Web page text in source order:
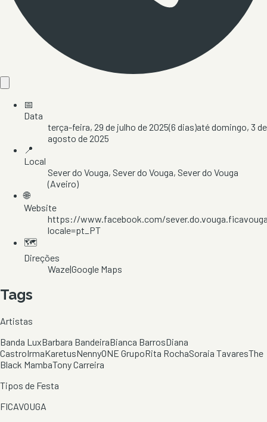
📅
Data
terça-feira, 29 de julho de 2025(6 dias)atédomingo, 3 de
agosto de 2025
📍
Local
Sever do Vouga, Sever do Vouga, Sever do Vouga
(Aveiro)
🌐
Website
https://www.facebook.com/
locale=pt_PT
🗺️
Direções
Waze|Google Maps
Tags
Artistas
Banda LuxBarbara BandeiraBianca BarrosDiana
CastroIrmaKaretusNennyONE GrupoRita RochaSoraia TavaresThe
Black MambaTony Carreira
Tipos de Festa
FICAVOUGA